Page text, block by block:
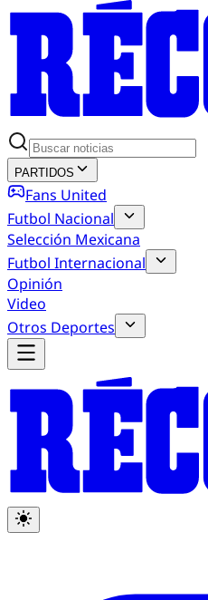
PARTIDOS
Fans United
Futbol Nacional
Selección Mexicana
Futbol Internacional
Opinión
Video
Otros Deportes